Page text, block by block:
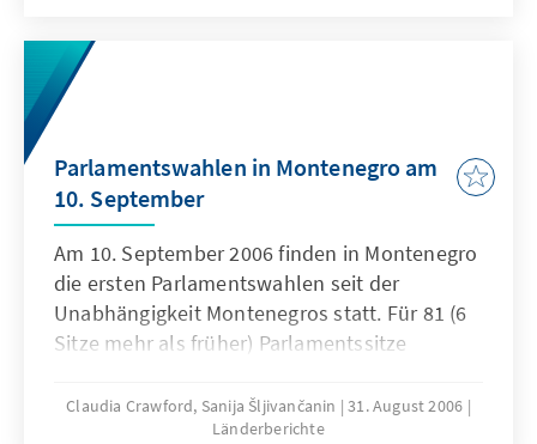
Parlamentswahlen in Montenegro am
10. September
Am 10. September 2006 finden in Montenegro
die ersten Parlamentswahlen seit der
Unabhängigkeit Montenegros statt. Für 81 (6
Sitze mehr als früher) Parlamentssitze
aufgeteilt auf 7 Koalitionslisten und 5
Parteien. Neben der Parlamentswahl finden
Claudia Crawford, Sanija Šljivančanin
31. August 2006
Länderberichte